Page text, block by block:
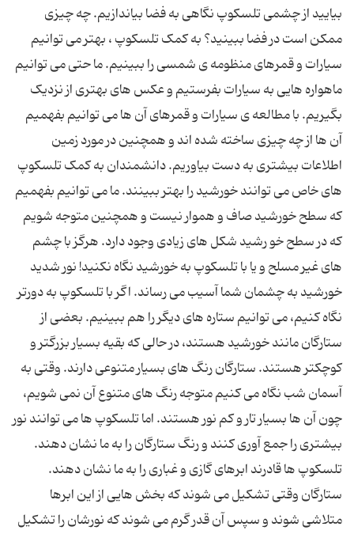
بیایید از چشمی تلسکوپ نگاهی به فضا بیاندازیم. چه چیزی
ممکن است در فضا ببینید؟ به کمک تلسکوپ ، بهتر می توانیم
سیارات و قمرهای منظومه ی شمسی را ببینیم. ما حتی می توانیم
ماهواره هایی به سیارات بفرستیم و عکس های بهتری از نزدیک
بگیریم. با مطالعه ی سیارات و قمرهای آن ها می توانیم بفهمیم
آن ها از چه چیزی ساخته شده اند و همچنین در مورد زمین
اطلاعات بیشتری به دست بیاوریم. دانشمندان به کمک تلسکوپ
های خاص می توانند خورشید را بهتر ببینند. ما می توانیم بفهمیم
که سطح خورشید صاف و هموار نیست و همچنین متوجه شویم
که در سطح خو رشید شکل های زیادی وجود دارد. هرگز با چشم
های غیر مسلح و یا با تلسکوپ به خورشید نگاه نکنید! نور شدید
خورشید به چشمان شما آسیب می رساند. اگر با تلسکوپ به دورتر
نگاه کنیم، می توانیم ستاره های دیگر را هم ببینیم. بعضی از
ستارگان مانند خورشید هستند، در حالی که بقیه بسیار بزرگتر و
کوچکتر هستند. ستارگان رنگ های بسیار متنوعی دارند. وقتی به
آسمان شب نگاه می کنیم متوجه رنگ های متنوع آن نمی شویم،
چون آن ها بسیار تار و کم نور هستند. اما تلسکوپ ها می توانند نور
بیشتری را جمع آوری کنند و رنگ ستارگان را به ما نشان دهند.
تلسکوپ ها قادرند ابرهای گازی و غباری را به ما نشان دهند.
ستارگان وقتی تشکیل می شوند که بخش هایی از این ابرها
متلاشی شوند و سپس آن قدر گرم می شوند که نورشان را تشکیل